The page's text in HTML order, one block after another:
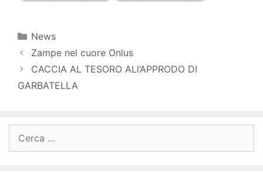
Categorie
News
Zampe nel cuore Onlus
CACCIA AL TESORO ALl’APPRODO DI
GARBATELLA
per: